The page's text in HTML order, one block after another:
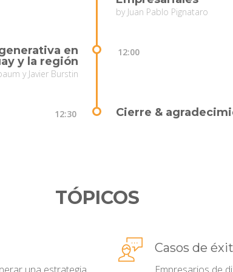
by Juan Pablo Pignataro
en
y la región
y Javier Burstin
12:00
Cierre &
12:30
TÓPICOS
Casos de